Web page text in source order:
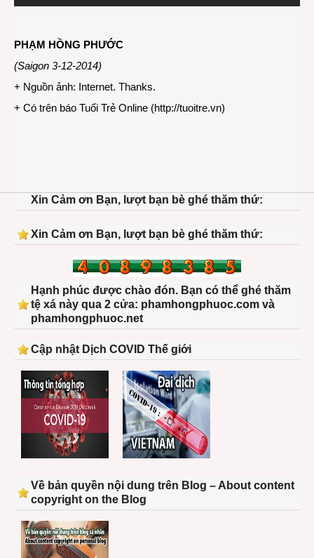
PHẠM HỒNG PHƯỚC
(Saigon 3-12-2014)
+ Nguồn ảnh: Internet. Thanks.
+ Có trên báo Tuổi Trẻ Online (http://tuoitre.vn)
Xin Cảm ơn Bạn, lượt bạn bè ghé thăm thứ:
Xin Cảm ơn Bạn, lượt bạn bè ghé thăm thứ:
Hạnh phúc được chào đón. Bạn có thể ghé thăm
tệ xá này qua 2 cửa: phamhongphuoc.com và
phamhongphuoc.net
Cập nhật Dịch COVID Thế giới
Về bản quyền nội dung trên Blog – About content
copyright on the Blog